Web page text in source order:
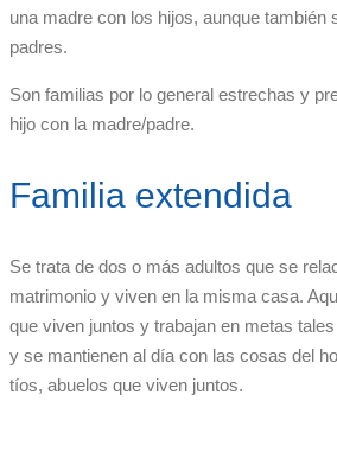
una madre con los hijos, aunque también
padres.
Son familias por lo general estrechas y
hijo con la madre/padre.
Familia extendida
Se trata de dos o más adultos que se
matrimonio y viven en la misma casa.
que viven juntos y trabajan en metas
y se mantienen al día con las cosas del
tíos, abuelos que viven juntos.